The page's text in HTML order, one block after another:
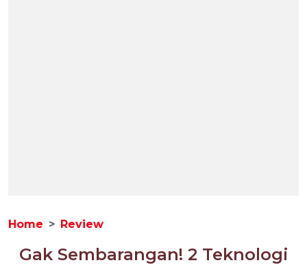
Home Review
Gak Sembarangan! 2 Teknologi